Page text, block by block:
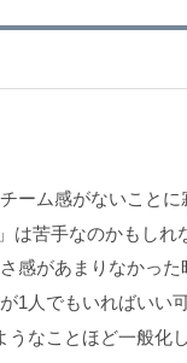
ーム感がないこと
は苦手なのかもしれ
感があまりなかった
1人でもいればいい
うなことほど一般化